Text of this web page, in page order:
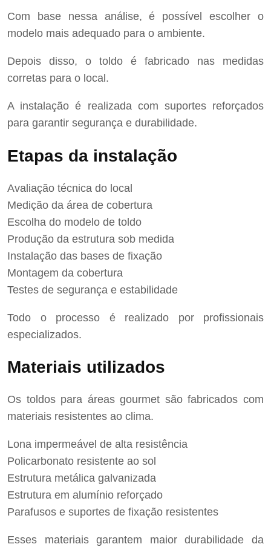
Com base nessa análise, é possível escolher o
modelo mais adequado para o ambiente.
Depois disso, o toldo é fabricado nas medidas
corretas para o local.
A instalação é realizada com suportes reforçados
para garantir segurança e durabilidade.
Etapas da instalação
Avaliação técnica do local
Medição da área de cobertura
Escolha do modelo de toldo
Produção da estrutura sob medida
Instalação das bases de fixação
Montagem da cobertura
Testes de segurança e estabilidade
Todo o processo é realizado por profissionais
especializados.
Materiais utilizados
Os toldos para áreas gourmet são fabricados com
materiais resistentes ao clima.
Lona impermeável de alta resistência
Policarbonato resistente ao sol
Estrutura metálica galvanizada
Estrutura em alumínio reforçado
Parafusos e suportes de fixação resistentes
Esses materiais garantem maior durabilidade da